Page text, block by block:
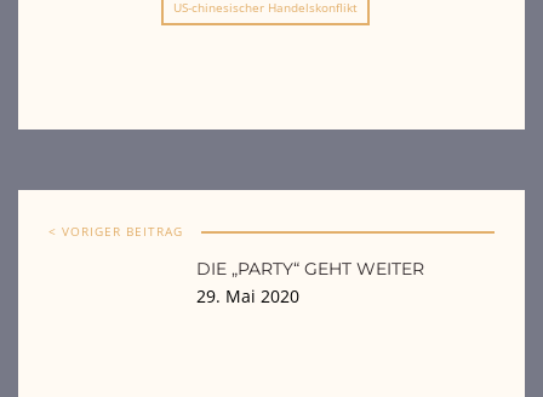
US-chinesischer Handelskonflikt
< VORIGER BEITRAG
DIE „PARTY“ GEHT WEITER
29. Mai 2020